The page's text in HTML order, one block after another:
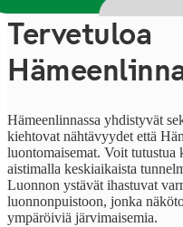
Tervetuloa
Hämeenlinnassa yhdistyvät
kiehtovat nähtävyydet että
luontomaisemat. Voit tutustua
aistimalla keskiaikaista
Luonnon ystävät ihastuvat
luonnonpuistoon, jonka
ympäröiviä järvimaisemia.